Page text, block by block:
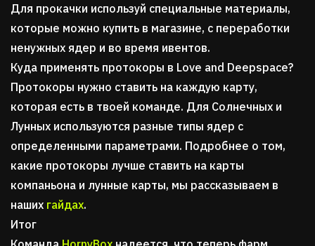
Для прокачки используй специальные материалы,
которые можно купить в магазине, с переработки
ненужных ядер и во время ивентов.
Куда применять протокоры в Love and Deepspace?
Протокоры нужно ставить на каждую карту,
которая есть в твоей команде. Для Солнечных и
Лунных используются разные типы ядер с
определенными параметрами. Подробнее о том,
какие протокоры лучше ставить на карты
компаньона и лунные карты, мы рассказываем в
наших гайдах.
Итог